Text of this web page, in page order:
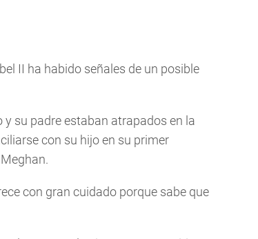
II ha habido señales de un posible
su padre estaban atrapados en la
con su hijo en su primer
con gran cuidado porque sabe que